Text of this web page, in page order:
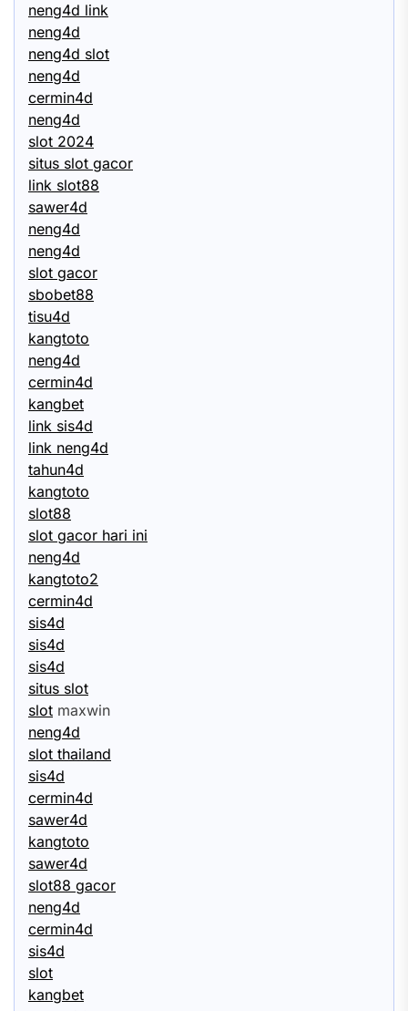
neng4d link
neng4d
neng4d slot
neng4d
cermin4d
neng4d
slot 2024
situs slot gacor
link slot88
sawer4d
neng4d
neng4d
slot gacor
sbobet88
tisu4d
kangtoto
neng4d
cermin4d
kangbet
link sis4d
link neng4d
tahun4d
kangtoto
slot88
slot gacor hari ini
neng4d
kangtoto2
cermin4d
sis4d
sis4d
sis4d
situs slot
slot maxwin
neng4d
slot thailand
sis4d
cermin4d
sawer4d
kangtoto
sawer4d
slot88 gacor
neng4d
cermin4d
sis4d
slot
kangbet